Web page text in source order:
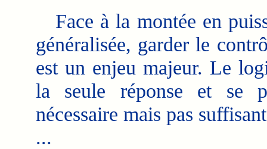
Face à la montée en
généralisée, garder le
est un enjeu majeur. Le
la seule réponse et se
nécessaire mais pas
...